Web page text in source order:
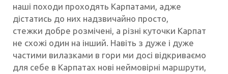
наші походи проходять Карпатами, адже
дістатись до них надзвичайно просто,
стежки добре розмічені, а різні куточки Карпат
не схожі один на інший. Навіть з дуже і дуже
частими вилазками в гори ми досі відкриваємо
для себе в Карпатах нові неймовірні маршрути,